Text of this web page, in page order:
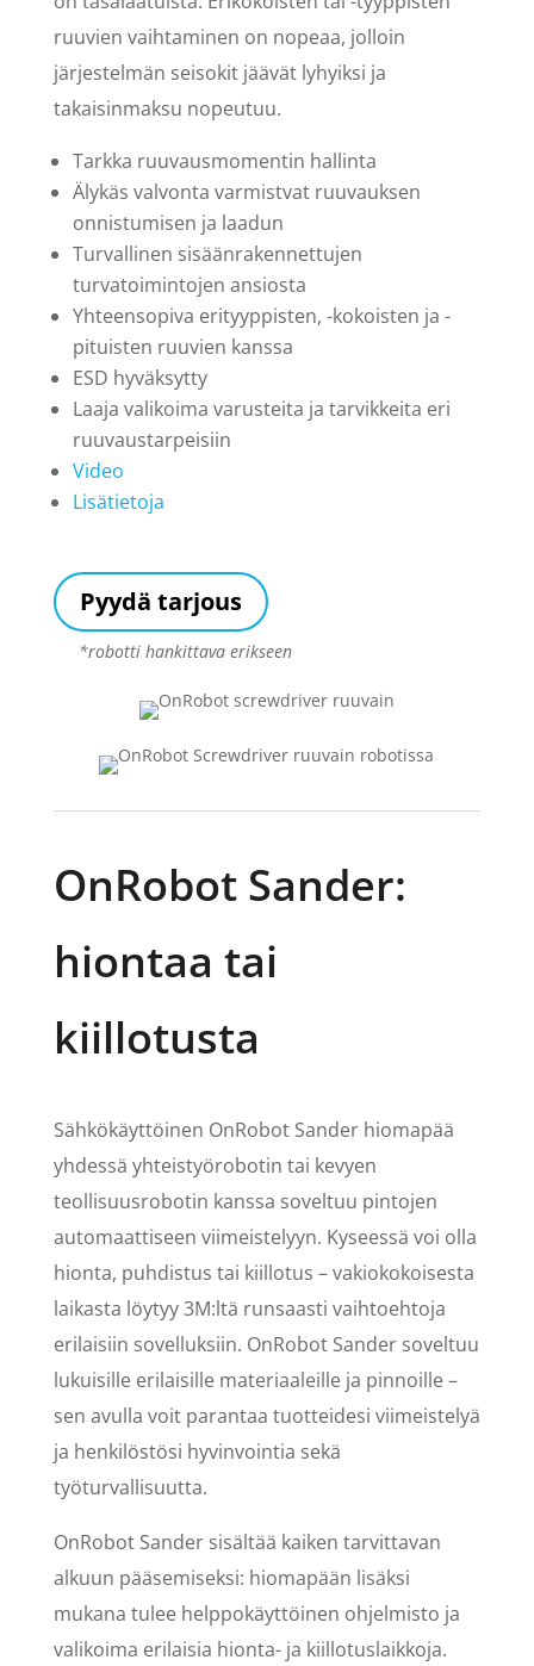
ruuvien vaihtaminen on nopeaa, jolloin
järjestelmän seisokit jäävät lyhyiksi ja
takaisinmaksu nopeutuu.
Tarkka ruuvausmomentin hallinta
Älykäs valvonta varmistvat ruuvauksen
onnistumisen ja laadun
Turvallinen sisäänrakennettujen
turvatoimintojen ansiosta
Yhteensopiva erityyppisten, -kokoisten ja -
pituisten ruuvien kanssa
ESD hyväksytty
Laaja valikoima varusteita ja tarvikkeita eri
ruuvaustarpeisiin
Video
Lisätietoja
Pyydä tarjous
*robotti hankittava erikseen
OnRobot Sander:
hiontaa tai
kiillotusta
Sähkökäyttöinen OnRobot Sander hiomapää
yhdessä yhteistyörobotin tai kevyen
teollisuusrobotin kanssa soveltuu pintojen
automaattiseen viimeistelyyn. Kyseessä voi olla
hionta, puhdistus tai kiillotus – vakiokokoisesta
laikasta löytyy 3M:ltä runsaasti vaihtoehtoja
erilaisiin sovelluksiin. OnRobot Sander soveltuu
lukuisille erilaisille materiaaleille ja pinnoille –
sen avulla voit parantaa tuotteidesi viimeistelyä
ja henkilöstösi hyvinvointia sekä
työturvallisuutta.
OnRobot Sander sisältää kaiken tarvittavan
alkuun pääsemiseksi: hiomapään lisäksi
mukana tulee helppokäyttöinen ohjelmisto ja
valikoima erilaisia hionta- ja kiillotuslaikkoja.